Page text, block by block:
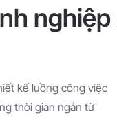
kế luồng công việc
thời gian ngắn từ